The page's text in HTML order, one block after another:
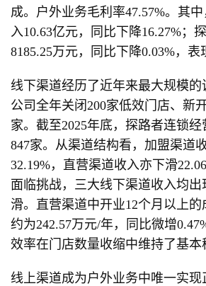
成。户外业务毛利率47.57%。其
入10.63亿元，同比下降16.27%；
8185.25万元，同比下降0.03%，表
线下渠道经历了近年来最大规模的
公司全年关闭200家低效门店、新
家。截至2025年底，探路者连锁
847家。从渠道结构看，加盟渠道
32.19%，直营渠道收入亦下滑
面临挑战，三大线下渠道收入均出
滑。直营渠道中开业12个月以上
约为242.57万元/年，同比微增
效率在门店数量收缩中维持了基本
线上渠道成为户外业务中唯一实现